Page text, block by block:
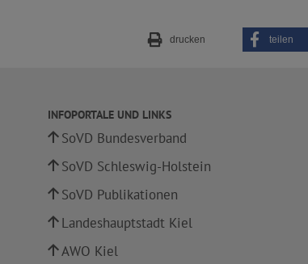
drucken teilen
INFOPORTALE UND LINKS
SoVD Bundesverband
SoVD Schleswig-Holstein
SoVD Publikationen
Landeshauptstadt Kiel
AWO Kiel